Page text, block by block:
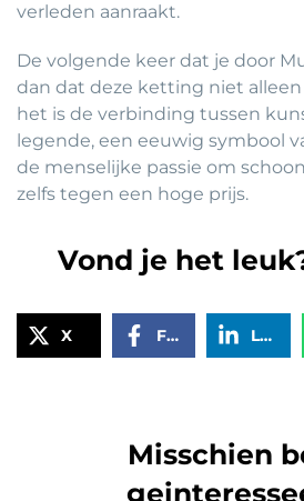
verleden aanraakt.
De volgende keer dat je door
dan dat deze ketting niet
het is de verbinding tussen
legende, een eeuwig symbool
de menselijke passie om
zelfs tegen een hoge prijs.
Vond je het
X Facebook LinkedIn
Misschien